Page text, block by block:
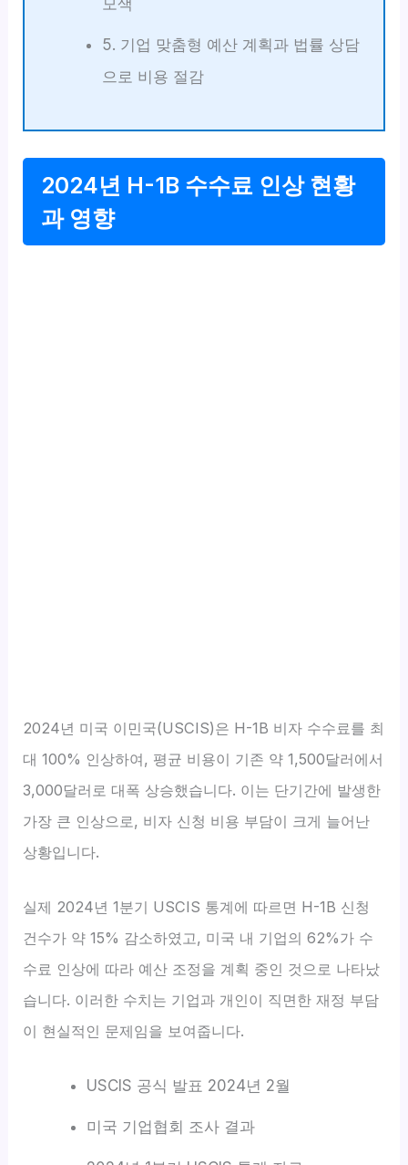
모색
5. 기업 맞춤형 예산 계획과 법률 상담
으로 비용 절감
2024년 H-1B 수수료 인상 현황
과 영향
2024년 미국 이민국(USCIS)은 H-1B 비자 수수료를 최
대 100% 인상하여, 평균 비용이 기존 약 1,500달러에서
3,000달러로 대폭 상승했습니다. 이는 단기간에 발생한
가장 큰 인상으로, 비자 신청 비용 부담이 크게 늘어난
상황입니다.
실제 2024년 1분기 USCIS 통계에 따르면 H-1B 신청
건수가 약 15% 감소하였고, 미국 내 기업의 62%가 수
수료 인상에 따라 예산 조정을 계획 중인 것으로 나타났
습니다. 이러한 수치는 기업과 개인이 직면한 재정 부담
이 현실적인 문제임을 보여줍니다.
USCIS 공식 발표 2024년 2월
미국 기업협회 조사 결과